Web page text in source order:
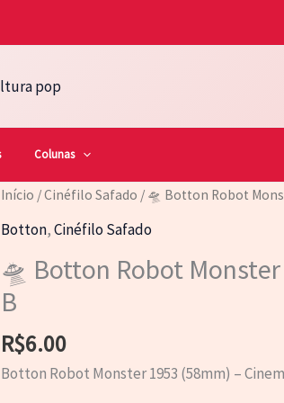
Colunas
Início /Cinéfilo Safado / 🛸 Botton Robot
Botton,Cinéfilo Safado
🛸 Botton Robot
B
R$6.00
Botton Robot Monster 1953 (58mm) –